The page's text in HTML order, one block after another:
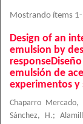
Mostrando ítems 1-
Design of an
emulsion by
emulsión de
experimentos y
Chaparro
Sánchez, H.;